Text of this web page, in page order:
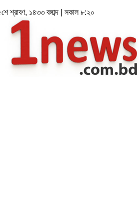
শ্রাবণ, ১৪৩৩ বঙ্গাব্দ | সকাল ৮:২০